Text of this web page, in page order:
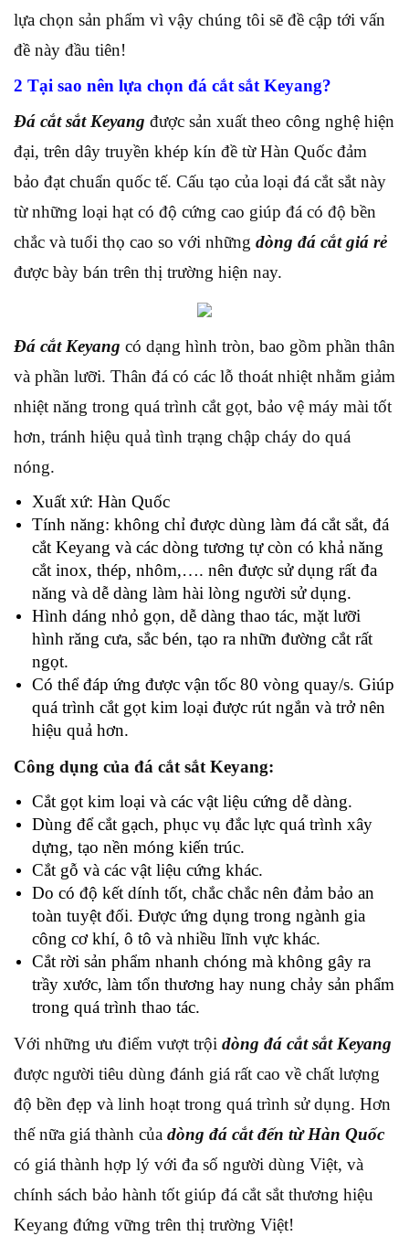
lựa chọn sản phẩm vì vậy chúng tôi sẽ đề cập tới vấn
đề này đầu tiên!
2 Tại sao nên lựa chọn đá cắt sắt Keyang?
Đá cắt sắt Keyang được sản xuất theo công nghệ hiện
đại, trên dây truyền khép kín đề từ Hàn Quốc đảm
bảo đạt chuẩn quốc tế. Cấu tạo của loại đá cắt sắt này
từ những loại hạt có độ cứng cao giúp đá có độ bền
chắc và tuổi thọ cao so với những dòng đá cắt giá rẻ
được bày bán trên thị trường hiện nay.
Đá cắt Keyang có dạng hình tròn, bao gồm phần thân
và phần lưỡi. Thân đá có các lỗ thoát nhiệt nhằm giảm
nhiệt năng trong quá trình cắt gọt, bảo vệ máy mài tốt
hơn, tránh hiệu quả tình trạng chập cháy do quá
nóng.
Xuất xứ: Hàn Quốc
Tính năng: không chỉ được dùng làm đá cắt sắt, đá
cắt Keyang và các dòng tương tự còn có khả năng
cắt inox, thép, nhôm,…. nên được sử dụng rất đa
năng và dễ dàng làm hài lòng người sử dụng.
Hình dáng nhỏ gọn, dễ dàng thao tác, mặt lưỡi
hình răng cưa, sắc bén, tạo ra nhữn đường cắt rất
ngọt.
Có thể đáp ứng được vận tốc 80 vòng quay/s. Giúp
quá trình cắt gọt kim loại được rút ngắn và trở nên
hiệu quả hơn.
Công dụng của đá cắt sắt Keyang:
Cắt gọt kim loại và các vật liệu cứng dễ dàng.
Dùng để cắt gạch, phục vụ đắc lực quá trình xây
dựng, tạo nền móng kiến trúc.
Cắt gỗ và các vật liệu cứng khác.
Do có độ kết dính tốt, chắc chắc nên đảm bảo an
toàn tuyệt đối. Được ứng dụng trong ngành gia
công cơ khí, ô tô và nhiều lĩnh vực khác.
Cắt rời sản phẩm nhanh chóng mà không gây ra
trầy xước, làm tổn thương hay nung chảy sản phẩm
trong quá trình thao tác.
Với những ưu điểm vượt trội dòng đá cắt sắt Keyang
được người tiêu dùng đánh giá rất cao về chất lượng
độ bền đẹp và linh hoạt trong quá trình sử dụng. Hơn
thế nữa giá thành của dòng đá cắt đến từ Hàn Quốc
có giá thành hợp lý với đa số người dùng Việt, và
chính sách bảo hành tốt giúp đá cắt sắt thương hiệu
Keyang đứng vững trên thị trường Việt!